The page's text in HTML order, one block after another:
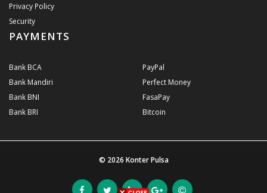
Privacy Policy
Security
PAYMENTS
Bank BCA
Bank Mandiri
Bank BNI
Bank BRI
PayPal
Perfect Money
FasaPay
Bitcoin
© 2026 Konter Pulsa